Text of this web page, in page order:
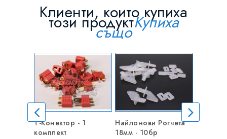
Клиенти, които купиха
този продуктКупиха
също
Т-Конектор - 1
комплект
Найлонови Рогчета
18мм - 10бр